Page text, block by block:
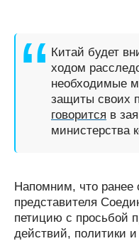
Китай будет
ходом
необходимые
защиты своих
говорится в
министерства
Напомним, что ранее
представителя
петицию с просьбой
действий, политики